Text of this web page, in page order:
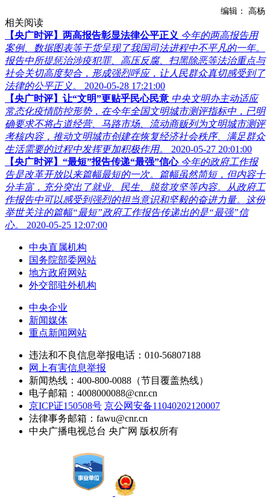
编辑： 高杨
相关阅读
【央广时评】两高报告彰显法律公平正义 今年的两高报告用
案例、数据图表等干货呈现了我国司法进程中不平凡的一年。
报告中所提惩治涉疫犯罪、高压反腐、扫黑除恶等法治重点与
社会关切高度契合，形成强烈呼应，让人民群众真切感受到了
法律的公平正义。
2020-05-28 17:21:00
【央广时评】让“文明”更贴乎民心民意 中央文明办主动适应
常态化疫情防控形势，在今年全国文明城市测评指标中，已明
确要求不将占道经营、马路市场、流动商贩列为文明城市测评
考核内容，推动文明城市创建在恢复经济社会秩序、满足群众
生活需要的过程中发挥更加积极作用。
2020-05-27 20:01:00
【央广时评】“最短”报告传递“最强”信心 今年的政府工作报
告是改革开放以来篇幅最短的一次。篇幅虽然简短，但内容十
分丰富，充分突出了就业、民生、脱贫攻坚等内容。从政府工
作报告中可以感受到强烈的担当意识和坚毅的奋进力量。这份
举世关注的篇幅“最短”政府工作报告传递出的是“最强”信
心。
2020-05-25 12:07:00
中央直属机构
国务院部委网站
地方政府网站
外交部驻外机构
中央企业
新闻媒体
重点新闻网站
违法和不良信息举报电话：010-56807188
网上有害信息举报
新闻热线：400-800-0088（节目覆盖热线）
电子邮箱：4008000088@cnr.cn
京ICP证150508号 京公网安备11040202120007
法律事务邮箱：fawu@cnr.cn
中央广播电视总台 央广网 版权所有